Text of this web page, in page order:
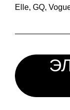
Elle, GQ,